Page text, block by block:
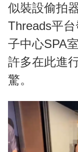
似裝設偷拍
Threads平
子中心SPA
許多在此進
驚。